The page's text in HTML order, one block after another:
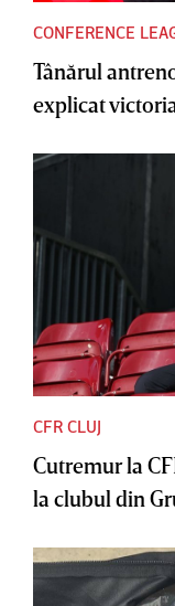
CONFERENCE
Tânărul
explicat
CFR CLUJ
Cutremur la
la clubul din